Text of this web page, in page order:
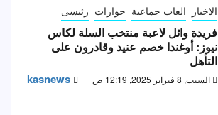
الاخبار العاب جماعية حوارات رئيسى
فريدة وائل لاعبة منتخب السلة لكاس
نيوز: أوغندا خصم عنيد وقادرون على
التأهل
السبت, 8 فبراير 2025, 12:19 ص kasnews